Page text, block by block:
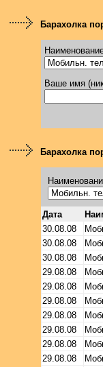
Барахолка
Ваше имя
Барахолка
Дата
30.08.08
30.08.08
30.08.08
29.08.08
29.08.08
29.08.08
29.08.08
29.08.08
29.08.08
29.08.08